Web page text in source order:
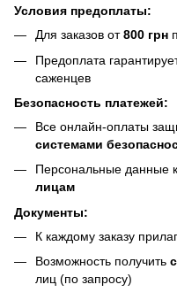
Условия предоплаты:
Для заказов от800 грн
Предоплата
саженцев
Безопасность платежей:
Все онлайн-оплаты
системами
Персональные данные
лицам
Документы:
К каждому заказу
Возможность получить
лиц (по запросу)